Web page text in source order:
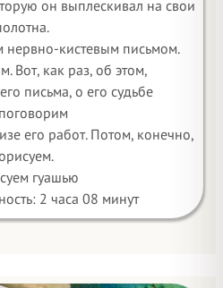
он выплескивал на свои
нервно-кистевым письмом.
Вот, как раз, об этом,
письма, о его судьбе
его работ. Потом, конечно,
гуашью
2 часа 08 минут